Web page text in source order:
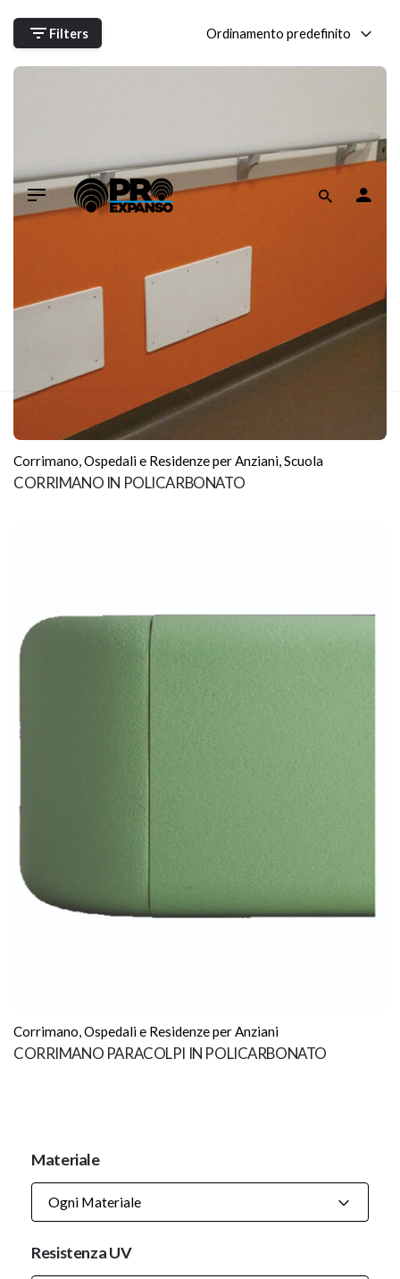
Filters Ordinamento predefinito
Corrimano,Ospedali e Residenze per Anziani,Scuola
CORRIMANO IN POLICARBONATO
Corrimano,Ospedali e Residenze per Anziani
CORRIMANO PARACOLPI IN POLICARBONATO
Materiale
Ogni Materiale
Resistenza UV